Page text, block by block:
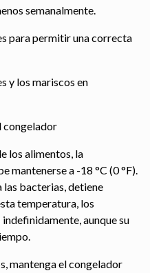
semanalmente.
para permitir una correcta
y los mariscos en
congelador
los alimentos, la
mantenerse a -18 °C (0 °F).
las bacterias, detiene
temperatura, los
aunque su
mantenga el congelador